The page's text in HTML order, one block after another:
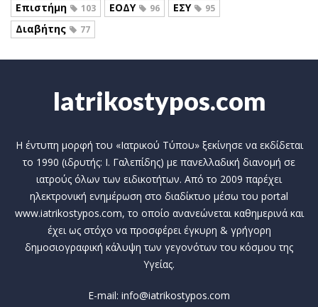
Επιστήμη 103 ΕΟΔΥ 96 ΕΣΥ 95
Διαβήτης 77
Iatrikostypos.com
Η έντυπη μορφή του «Ιατρικού Τύπου» ξεκίνησε να εκδίδεται
το 1990 (ιδρυτής: Ι. Γαλεπίδης) με πανελλαδική διανομή σε
ιατρούς όλων των ειδικοτήτων. Από το 2009 παρέχει
ηλεκτρονική ενημέρωση στο διαδίκτυο μέσω του portal
www.iatrikostypos.com, το οποίο ανανεώνεται καθημερινά και
έχει ως στόχο να προσφέρει έγκυρη & γρήγορη
δημοσιογραφική κάλυψη των γεγονότων του κόσμου της
Υγείας.
E-mail: info@iatrikostypos.com